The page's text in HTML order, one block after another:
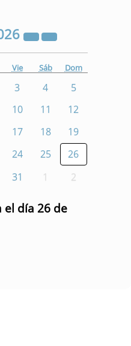
Vie Sáb Dom
3 4
5
10 11
12
17 18
19
24 25
26
31 1 2
el día 26 de